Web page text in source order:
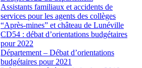
Assistants familiaux et accidents de
services pour les agents des collèges
“Après-mines” et château de Lunéville
CD54 : débat d’orientations budgétaires
pour 2022
Département – Débat d’orientations
budgétaires pour 2021